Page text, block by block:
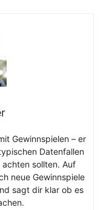
Gewinnspielen – er
Datenfallen
sollten. Auf
neue Gewinnspiele
sagt dir klar ob es